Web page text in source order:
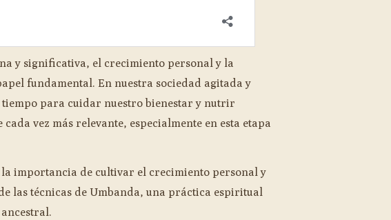
y significativa, el crecimiento personal y la
fundamental. En nuestra sociedad agitada y
para cuidar nuestro bienestar y nutrir
vez más relevante, especialmente en esta etapa
importancia de cultivar el crecimiento personal y
las técnicas de Umbanda, una práctica espiritual